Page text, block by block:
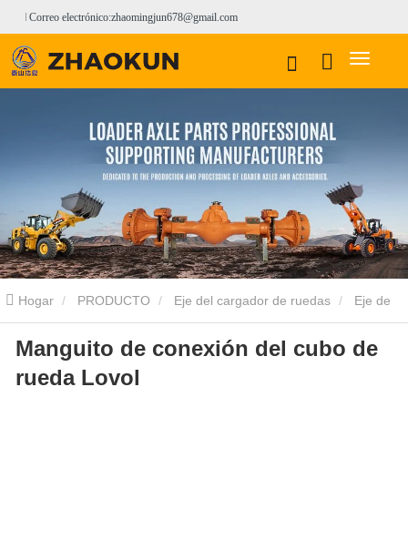
Correo electrónico:zhaomingjun678@gmail.com
Hogar PRODUCTO Eje del cargador de ruedas Eje de
cargadora de ruedas LOVOL Manguito de conexión del cubo de
rueda Lovol
Manguito de conexión del cubo de
rueda Lovol